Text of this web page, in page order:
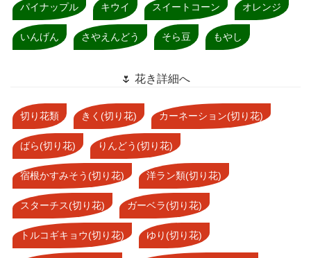
パイナップル キウイ スイートコーン オレンジ
いんげん さやえんどう そら豆 もやし
🌷 花き詳細へ
切り花類 きく(切り花) カーネーション(切り花)
ばら(切り花) りんどう(切り花)
宿根かすみそう(切り花) 洋ラン類(切り花)
スターチス(切り花) ガーベラ(切り花)
トルコギキョウ(切り花) ゆり(切り花)